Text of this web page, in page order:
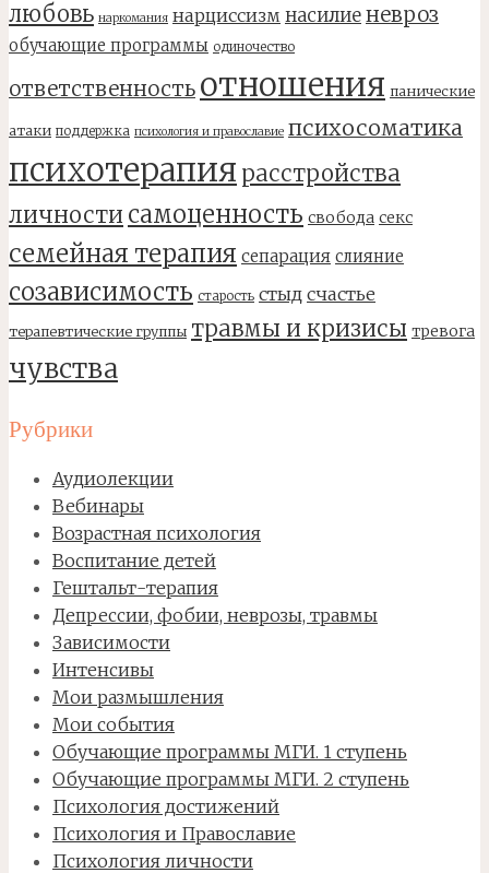
любовь наркомания нарциссизм насилиеневроз
обучающие программы одиночество
ответственность отношения панические
атаки поддержка психология и православие психосоматика
психотерапия расстройства
личности самоценность свобода секс
семейная терапия сепарация слияние
созависимость старость стыд счастье
терапевтические группы травмы и кризисы тревога
чувства
Рубрики
Аудиолекции
Вебинары
Возрастная психология
Воспитание детей
Гештальт-терапия
Депрессии, фобии, неврозы, травмы
Зависимости
Интенсивы
Мои размышления
Мои события
Обучающие программы МГИ. 1 ступень
Обучающие программы МГИ. 2 ступень
Психология достижений
Психология и Православие
Психология личности